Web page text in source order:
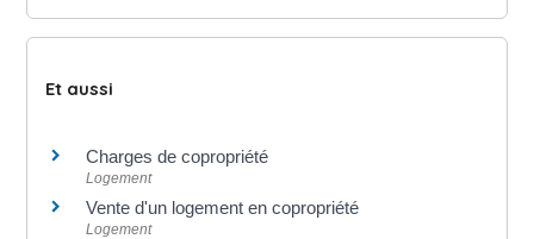
Et aussi
Charges de copropriété
Logement
Vente d'un logement en copropriété
Logement